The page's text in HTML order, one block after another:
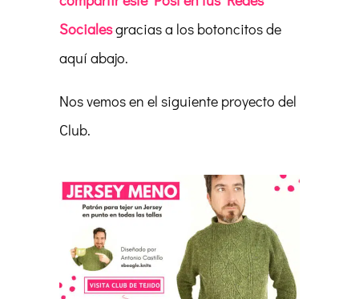
Socialesgracias a los botoncitos de
aquí abajo.
Nos vemos en el siguiente proyecto del
Club.